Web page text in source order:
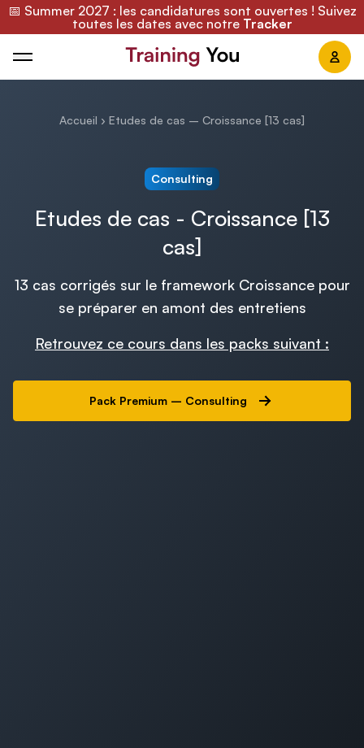
📅 Summer 2027 : les candidatures sont ouvertes ! Suivez
toutes les dates avec notre Tracker
Training You
Accueil › Etudes de cas – Croissance [13 cas]
Consulting
Etudes de cas - Croissance [13
cas]
13 cas corrigés sur le framework Croissance pour
se préparer en amont des entretiens
Retrouvez ce cours dans les packs suivant :
Pack Premium – Consulting